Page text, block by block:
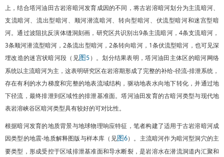
上，结合塔河油田古岩溶暗河发育成因的不同，将古岩溶暗河划分为主流暗河、
支流暗河、流出型暗河、顺河潜流暗河、转向型暗河、伏流型暗河和迷宫型暗
河。通过波阻抗反演体缝洞刻画，研究区共识别出9条主流暗河，4条支流暗河，
3条顺河潜流型暗河，2条流出型暗河，2条转向暗河，1条伏流型暗河，也可见深
埋改造的迷宫状暗河段（见图5 ）。划分结果表明，塔河油田主体区的暗河网络
系统以主流暗河为主，这表明研究区在岩溶期形成了完整的补给-径流-排泄系统，
存在有利的水力梯度和完整的地表流域结构，驱动地表水向地下转化，并通过地
下径流，最终排泄到区域性的排泄基准面。塔河油田发育的古暗河类型与现代地
表岩溶峡谷区暗河类型具有较好的可对比性。
根据暗河发育的地质背景与地球物理响应特征，笔者构建了适用于古岩溶暗河成
因类型的地震-地质解释图版与样本库（见图6）。主流暗河作为暗河型洞穴的主
要类型，形成受控于区域排泄基准面和导水断裂，是岩溶水在潜流洞道内汇聚和